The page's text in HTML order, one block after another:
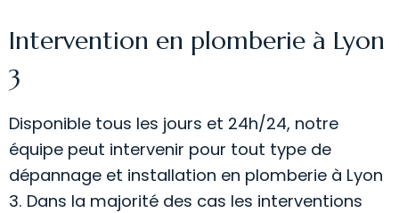
Intervention en plomberie à Lyon
3
Disponible tous les jours et 24h/24, notre
équipe peut intervenir pour tout type de
dépannage et installation en plomberie à Lyon
3. Dans la majorité des cas les interventions